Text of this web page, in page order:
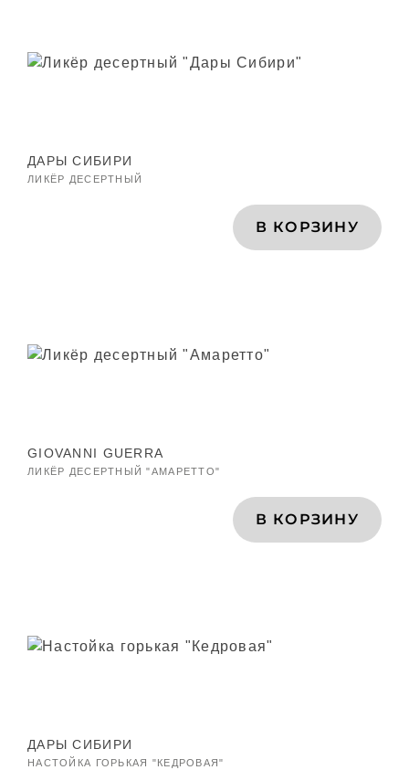
ДАРЫ СИБИРИ
ЛИКЁР ДЕСЕРТНЫЙ
В КОРЗИНУ
GIOVANNI GUERRA
ЛИКЁР ДЕСЕРТНЫЙ "АМАРЕТТО"
В КОРЗИНУ
ДАРЫ СИБИРИ
НАСТОЙКА ГОРЬКАЯ "КЕДРОВАЯ"